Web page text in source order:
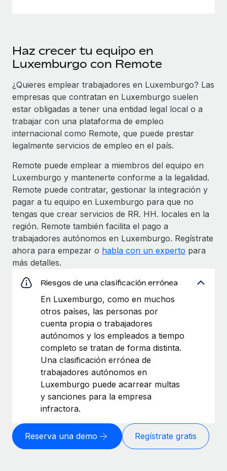
Haz crecer tu equipo en
Luxemburgo con Remote
¿Quieres emplear trabajadores en Luxemburgo? Las
empresas que contratan en Luxemburgo suelen
estar obligadas a tener una entidad legal local o a
trabajar con una plataforma de empleo
internacional como Remote, que puede prestar
legalmente servicios de empleo en el país.
Remote puede emplear a miembros del equipo en
Luxemburgo y mantenerte conforme a la legalidad.
Remote puede contratar, gestionar la integración y
pagar a tu equipo en Luxemburgo para que no
tengas que crear servicios de RR. HH. locales en la
región. Remote también facilita el pago a
trabajadores autónomos en Luxemburgo. Regístrate
ahora para empezar o habla con un experto para
más detalles.
Riesgos de una clasificación errónea
En Luxemburgo, como en muchos
otros países, las personas por
cuenta propia o trabajadores
autónomos y los empleados a tiempo
completo se tratan de forma distinta.
Una clasificación errónea de
trabajadores autónomos en
Luxemburgo puede acarrear multas
y sanciones para la empresa
infractora.
Reserva una demo Regístrate gratis